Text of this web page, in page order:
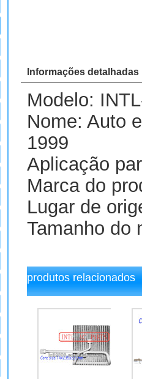
Informações detalhadas
Modelo:
Nome: Auto
1999
Aplicação
Marca do
Lugar de
Tamanho do
produtos relacionados